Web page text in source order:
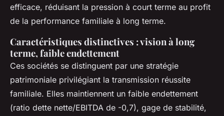
efficace, réduisant la pression à court terme au profit
de la performance familiale à long terme.
Caractéristiques distinctives : vision à long
terme, faible endettement
Ces sociétés se distinguent par une stratégie
patrimoniale privilégiant la transmission réussite
familiale. Elles maintiennent un faible endettement
(ratio dette nette/EBITDA de -0,7), gage de stabilité,